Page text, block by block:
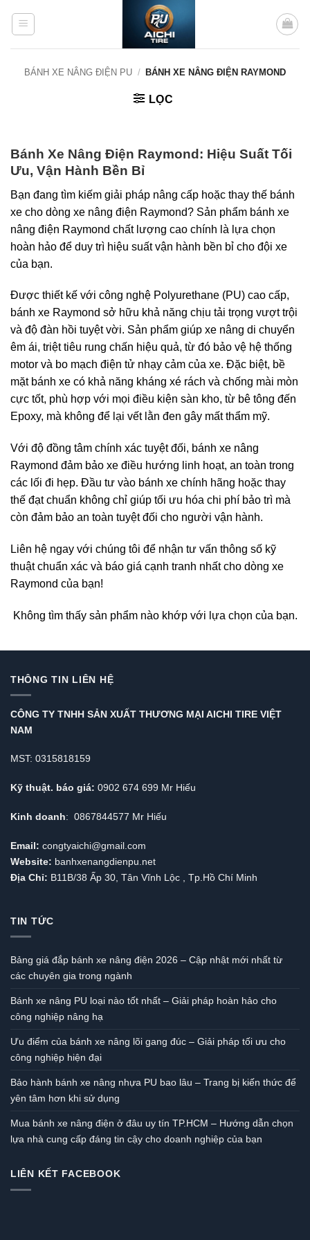
BÁNH XE NÂNG ĐIỆN PU / BÁNH XE NÂNG ĐIỆN RAYMOND
LỌC
Bánh Xe Nâng Điện Raymond: Hiệu Suất Tối
Ưu, Vận Hành Bền Bỉ
Bạn đang tìm kiếm giải pháp nâng cấp hoặc thay thế bánh
xe cho dòng xe nâng điện Raymond? Sản phẩm bánh xe
nâng điện Raymond chất lượng cao chính là lựa chọn
hoàn hảo để duy trì hiệu suất vận hành bền bỉ cho đội xe
của bạn.
Được thiết kế với công nghệ Polyurethane (PU) cao cấp,
bánh xe Raymond sở hữu khả năng chịu tải trọng vượt trội
và độ đàn hồi tuyệt vời. Sản phẩm giúp xe nâng di chuyển
êm ái, triệt tiêu rung chấn hiệu quả, từ đó bảo vệ hệ thống
motor và bo mạch điện tử nhạy cảm của xe. Đặc biệt, bề
mặt bánh xe có khả năng kháng xé rách và chống mài mòn
cực tốt, phù hợp với mọi điều kiện sàn kho, từ bê tông đến
Epoxy, mà không để lại vết lằn đen gây mất thẩm mỹ.
Với độ đồng tâm chính xác tuyệt đối, bánh xe nâng
Raymond đảm bảo xe điều hướng linh hoạt, an toàn trong
các lối đi hẹp. Đầu tư vào bánh xe chính hãng hoặc thay
thế đạt chuẩn không chỉ giúp tối ưu hóa chi phí bảo trì mà
còn đảm bảo an toàn tuyệt đối cho người vận hành.
Liên hệ ngay với chúng tôi để nhận tư vấn thông số kỹ
thuật chuẩn xác và báo giá cạnh tranh nhất cho dòng xe
Raymond của bạn!
Không tìm thấy sản phẩm nào khớp với lựa chọn của bạn.
THÔNG TIN LIÊN HỆ
CÔNG TY TNHH SẢN XUẤT THƯƠNG MẠI AICHI TIRE VIỆT
NAM
MST: 0315818159
Kỹ thuật. báo giá: 0902 674 699 Mr Hiếu
Kinh doanh: 0867844577 Mr Hiếu
Email: congtyaichi@gmail.com
Website: banhxenangdienpu.net
Địa Chỉ: B11B/38 Ấp 30, Tân Vĩnh Lộc , Tp.Hồ Chí Minh
TIN TỨC
Bảng giá đắp bánh xe nâng điện 2026 – Cập nhật mới nhất từ
các chuyên gia trong ngành
Bánh xe nâng PU loại nào tốt nhất – Giải pháp hoàn hảo cho
công nghiệp nâng hạ
Ưu điểm của bánh xe nâng lõi gang đúc – Giải pháp tối ưu cho
công nghiệp hiện đại
Bảo hành bánh xe nâng nhựa PU bao lâu – Trang bị kiến thức để
yên tâm hơn khi sử dụng
Mua bánh xe nâng điện ở đâu uy tín TP.HCM – Hướng dẫn chọn
lựa nhà cung cấp đáng tin cậy cho doanh nghiệp của bạn
LIÊN KẾT FACEBOOK